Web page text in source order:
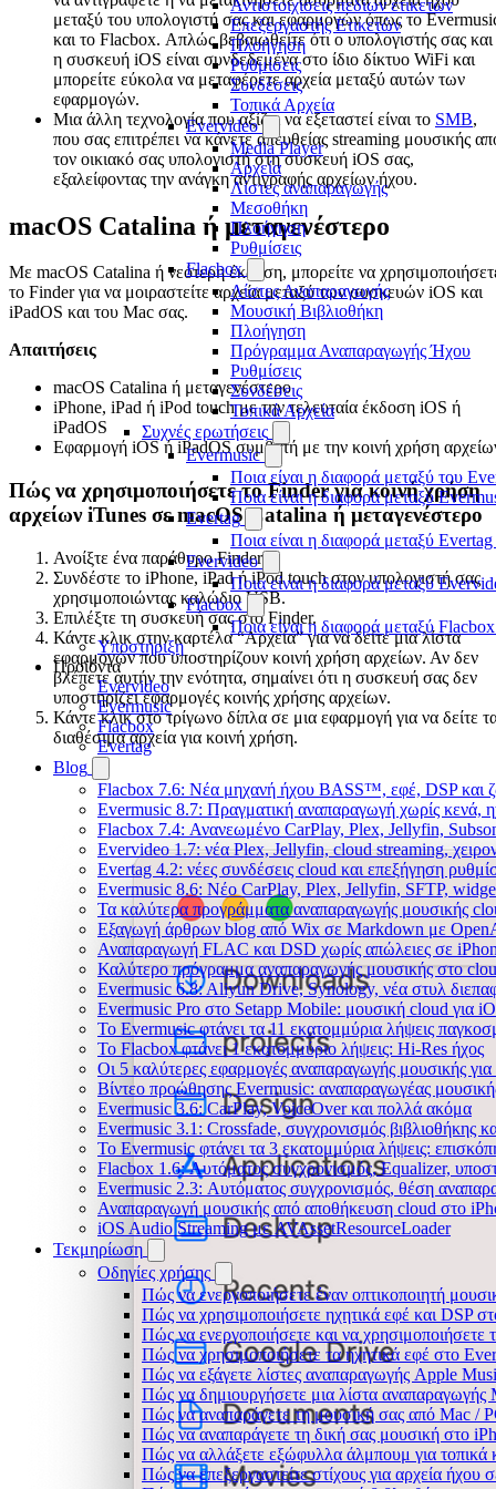
Αντιστοιχίσεις πεδίων ετικετών
Επεξεργαστής Ετικετών
Πλοήγηση
Ρυθμίσεις
Συνδέσεις
Τοπικά Αρχεία
Evervideo
Media Player
Αρχεία
Λίστες αναπαραγωγής
Μεσοθήκη
Πλοήγηση
Ρυθμίσεις
Flacbox
Λίστες Αναπαραγωγής
Μουσική Βιβλιοθήκη
Πλοήγηση
Πρόγραμμα Αναπαραγωγής Ήχου
Ρυθμίσεις
Συνδέσεις
Τοπικά Αρχεία
Συχνές ερωτήσεις
Evermusic
Ποια είναι η διαφορά μεταξύ του
Ποια είναι η διαφορά μεταξύ
Evertag
Ποια είναι η διαφορά μεταξύ
Evervideo
Ποια είναι η διαφορά μεταξύ
Flacbox
Ποια είναι η διαφορά μεταξύ
Υποστήριξη
Προϊόντα
Evervideo
Evermusic
Flacbox
Evertag
Blog
Flacbox 7.6: Νέα μηχανή ήχου BASS™, εφέ, DSP και
Evermusic 8.7: Πραγματική αναπαραγωγή χωρίς κενά,
Flacbox 7.4: Ανανεωμένο CarPlay, Plex, Jellyfin,
Evervideo 1.7: νέα Plex, Jellyfin, cloud streaming,
Evertag 4.2: νέες συνδέσεις cloud και επεξήγηση
Evermusic 8.6: Νέο CarPlay, Plex, Jellyfin, SFTP,
Τα καλύτερα προγράμματα αναπαραγωγής μουσικής
Εξαγωγή άρθρων blog από Wix σε Markdown με
Αναπαραγωγή FLAC και DSD χωρίς απώλειες σε
Καλύτερο πρόγραμμα αναπαραγωγής μουσικής στο
Evermusic 6.8: Aliyun Drive, Synology, νέα στυλ
Evermusic Pro στο Setapp Mobile: μουσική cloud για
Το Evermusic φτάνει τα 11 εκατομμύρια λήψεις
Το Flacbox φτάνει 1 εκατομμύριο λήψεις: Hi-Res ήχος
Οι 5 καλύτερες εφαρμογές αναπαραγωγής μουσικής
Βίντεο προώθησης Evermusic: αναπαραγωγέας
Evermusic 3.6: CarPlay, VoiceOver και πολλά ακόμα
Evermusic 3.1: Crossfade, συγχρονισμός βιβλιοθήκης
Το Evermusic φτάνει τα 3 εκατομμύρια λήψεις:
Flacbox 1.6: Αυτόματος συγχρονισμός, Equalizer,
Evermusic 2.3: Αυτόματος συγχρονισμός, θέση
Αναπαραγωγή μουσικής από αποθήκευση cloud στο
iOS Audio Streaming με AVAssetResourceLoader
Τεκμηρίωση
Οδηγίες χρήσης
Πώς να ενεργοποιήσετε έναν οπτικοποιητή
Πώς να χρησιμοποιήσετε ηχητικά εφέ και DSP
Πώς να ενεργοποιήσετε και να
Πώς να χρησιμοποιήσετε τα ηχητικά εφέ στο
Πώς να εξάγετε λίστες αναπαραγωγής Apple
Πώς να δημιουργήσετε μια λίστα
Πώς να αναπαράγετε τη μουσική σας από Mac /
Πώς να αναπαράγετε τη δική σας μουσική στο
Πώς να αλλάξετε εξώφυλλα άλμπουμ για
Πώς να επεξεργαστείτε στίχους για αρχεία
μεταξύ του υπολογιστή σας και εφαρμογών όπως το
και το Flacbox. Απλώς βεβαιωθείτε ότι ο υπολογιστής σας και
η συσκευή iOS είναι συνδεδεμένα στο ίδιο δίκτυο WiFi και
μπορείτε εύκολα να μεταφέρετε αρχεία μεταξύ αυτών των
εφαρμογών.
Μια άλλη τεχνολογία που αξίζει να εξεταστεί είναι το SMB,
που σας επιτρέπει να κάνετε απευθείας streaming μουσικής
τον οικιακό σας υπολογιστή στη συσκευή iOS σας,
εξαλείφοντας την ανάγκη αντιγραφής αρχείων ήχου.
macOS Catalina ή μεταγενέστερο
Με macOS Catalina ή νεότερη έκδοση, μπορείτε να
το Finder για να μοιραστείτε αρχεία μεταξύ των συσκευών iOS και
iPadOS και του Mac σας.
Απαιτήσεις
macOS Catalina ή μεταγενέστερο
iPhone, iPad ή iPod touch με την τελευταία έκδοση iOS ή
iPadOS
Εφαρμογή iOS ή iPadOS συμβατή με την κοινή χρήση
Πώς να χρησιμοποιήσετε το Finder για κοινή χρήση
αρχείων iTunes σε macOS Catalina ή μεταγενέστερο
Ανοίξτε ένα παράθυρο Finder.
Συνδέστε το iPhone, iPad ή iPod touch στον υπολογιστή σας
χρησιμοποιώντας καλώδιο USB.
Επιλέξτε τη συσκευή σας στο Finder.
Κάντε κλικ στην καρτέλα “Αρχεία” για να δείτε μια λίστα
εφαρμογών που υποστηρίζουν κοινή χρήση αρχείων. Αν δεν
βλέπετε αυτήν την ενότητα, σημαίνει ότι η συσκευή σας δεν
υποστηρίζει εφαρμογές κοινής χρήσης αρχείων.
Κάντε κλικ στο τρίγωνο δίπλα σε μια εφαρμογή για να δείτε
διαθέσιμα αρχεία για κοινή χρήση.